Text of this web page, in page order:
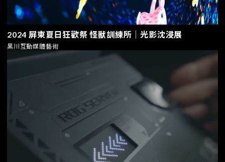
2024 屏東夏日狂歡祭 怪獸訓練所｜光影沈浸展
黑川互動媒體藝術